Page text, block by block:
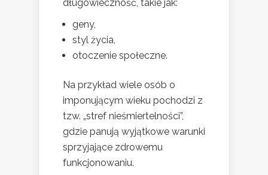
długowieczność, takie jak:
geny,
styl życia,
otoczenie społeczne.
Na przykład wiele osób o
imponującym wieku pochodzi z
tzw. „stref nieśmiertelności”,
gdzie panują wyjątkowe warunki
sprzyjające zdrowemu
funkcjonowaniu.